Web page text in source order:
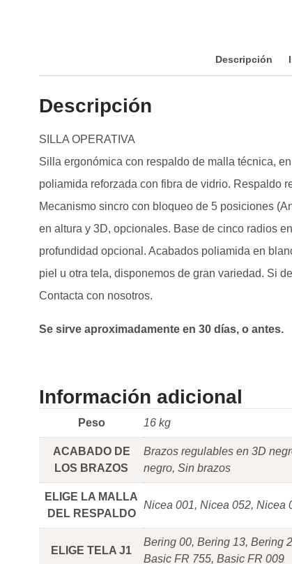
Descripción
Descripción
SILLA OPERATIVA
Silla ergonómica con respaldo de malla técnica,
poliamida reforzada con fibra de vidrio. Respaldo
Mecanismo sincro con bloqueo de 5 posiciones
en altura y 3D, opcionales. Base de cinco radios
profundidad opcional. Acabados poliamida en
piel u otra tela, disponemos de gran variedad. Si
Contacta con nosotros.
Se sirve aproximadamente en 30 días, o antes.
Información adicional
Peso 16 kg
ACABADO DE
LOS BRAZOS
Brazos regulables en 3D
negro, Sin brazos
ELIGE LA MALLA
DEL RESPALDO
Nicea 001, Nicea 052, Nicea
ELIGE TELA J1
Bering 00, Bering 13, Bering
Basic FR 755, Basic FR 009